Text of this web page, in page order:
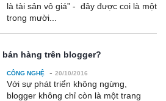
là tài sản vô giá” - đây được coi là một
trong mười...
hàng trên blogger?
CÔNG NGHỆ - 20/10/2016
Với sự phát triển không ngừng,
blogger không chỉ còn là một trang